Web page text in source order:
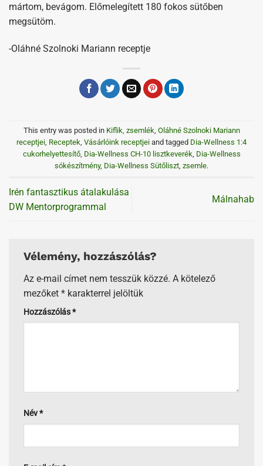
mártom, bevágom. Előmelegített 180 fokos sütőben
megsütöm.
-Oláhné Szolnoki Mariann receptje
This entry was posted in Kiflik, zsemlék Oláhné Szolnoki Mariann
receptjei Receptek Vásárlóink receptjei and tagged Dia-Wellness 1:4
cukorhelyettesítő, Dia-Wellness CH-10 lisztkeverék Dia-Wellness
sókészítmény, Dia-Wellness Sütőliszt zsemle.
Irén fantasztikus átalakulása
DW Mentorprogrammal
Málnahab
Vélemény, hozzászólás?
Az e-mail címet nem tesszük közzé. A kötelező
mezőket * karakterrel jelöltük
Hozzászólás*
Név*